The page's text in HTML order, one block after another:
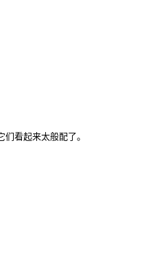
看起来太般配了。